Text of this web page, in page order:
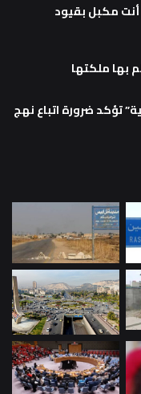
مكبل بقيود
بها ملكتها
تؤكد ضرورة اتباع نهج